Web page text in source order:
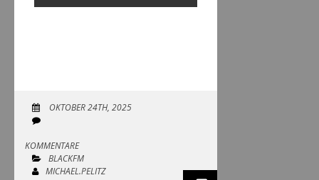
OKTOBER 24TH, 2025
KOMMENTARE
BLACKFM
MICHAEL.PELITZ